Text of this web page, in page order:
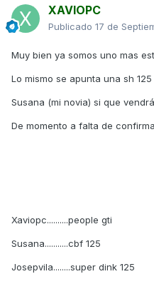
XAVIOPC
Publicado 17 de
Muy bien ya somos uno mas
Lo mismo se apunta una sh
Susana (mi novia) si que
De momento a falta de
Xaviopc..........people gti
Susana...........cbf 125
Josepvila........super dink 125